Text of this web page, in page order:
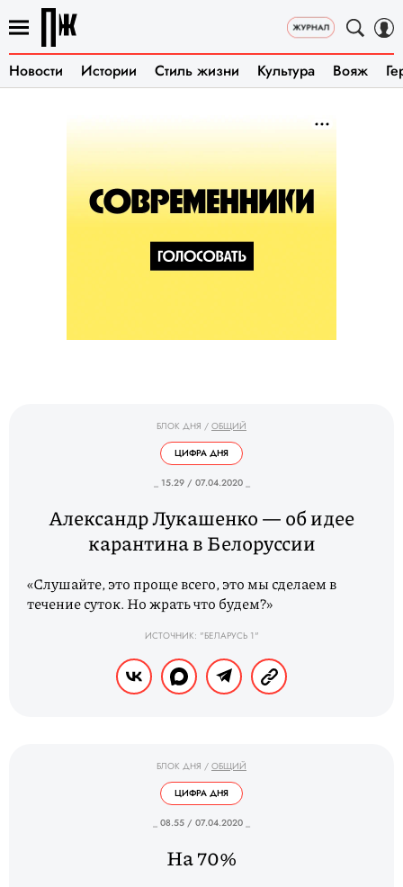
Новости Истории Стиль жизни Культура Вояж
БЛОК ДНЯ / ОБЩИЙ
ЦИФРА ДНЯ
_ 15.29 / 07.04.2020 _
Александр Лукашенко — об идее
карантина в Белоруссии
«Слушайте, это проще всего, это мы сделаем в
течение суток. Но жрать что будем?»
ИСТОЧНИК: "БЕЛАРУСЬ 1"
БЛОК ДНЯ / ОБЩИЙ
ЦИФРА ДНЯ
_ 08.55 / 07.04.2020 _
На 70%